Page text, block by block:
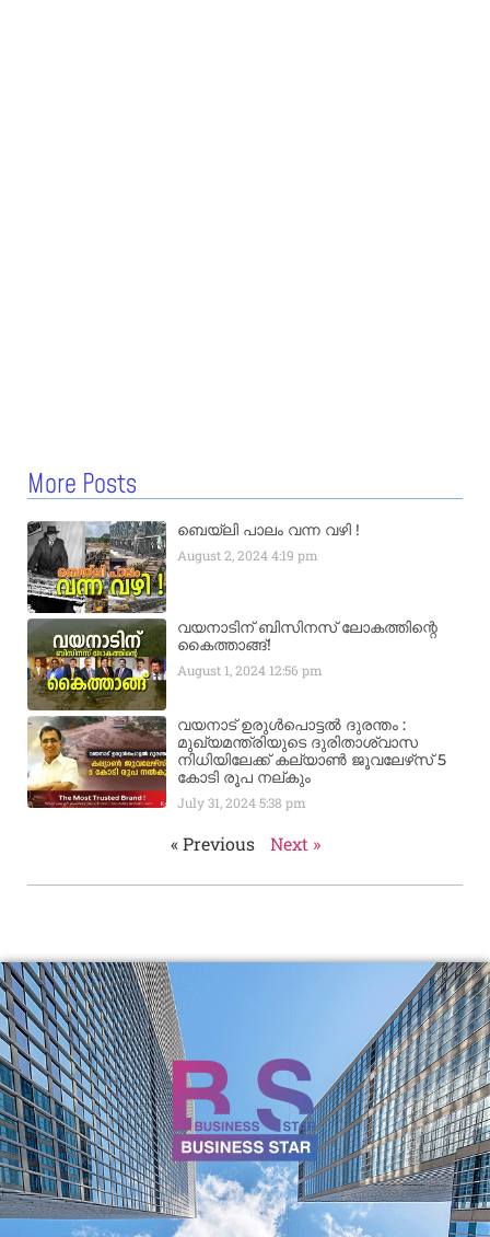
More Posts
ബെയ്‌ലി പാലം വന്ന വഴി !
August 2, 20244:19 pm
വയനാടിന് ബിസിനസ് ലോകത്തിന്റെ
കൈത്താങ്ങ്!
August 1, 2024 12:56 pm
വയനാട് ഉരുള്‍പൊട്ടൽ ദുരന്തം :
മുഖ്യമന്ത്രിയുടെ ദുരിതാശ്വാസ
നിധിയിലേക്ക് കല്യാണ്‍ ജൂവലേഴ്‌സ് 5
കോടി രൂപ നല്‌കും
July 31, 20245:38 pm
« Previous Next »